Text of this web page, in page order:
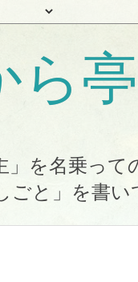
ら
」を名乗っ
ごと」を書い